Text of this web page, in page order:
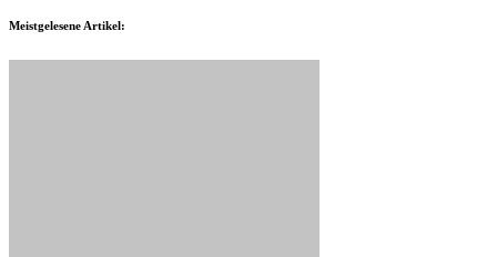
Meistgelesene Artikel: